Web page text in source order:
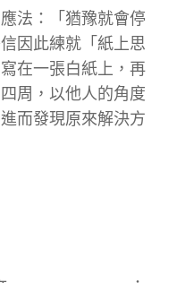
法：「猶豫就會停
因此練就「紙上思
在一張白紙上，再
周，以他人的角度
而發現原來解決方